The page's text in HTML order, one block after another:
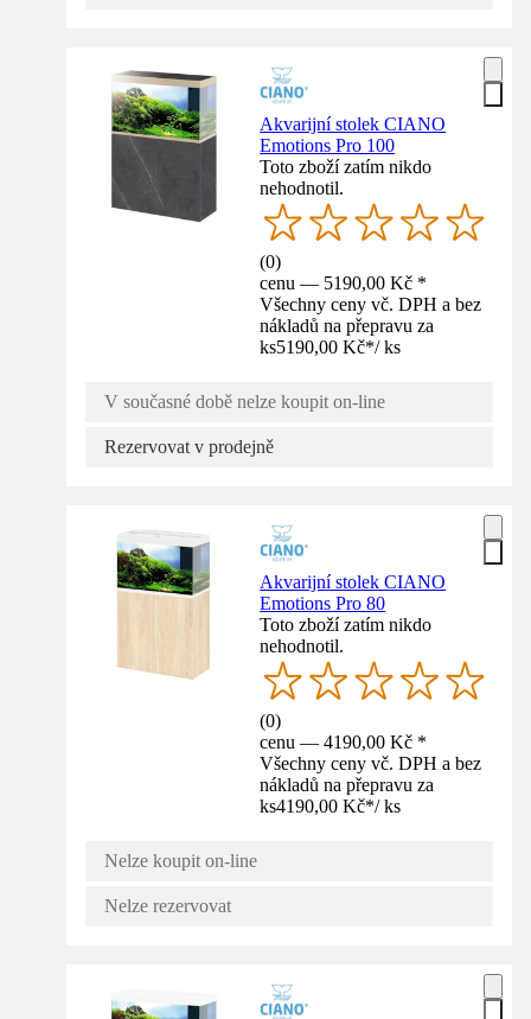
Akvarijní stolek CIANO
Emotions Pro 100
Toto zboží zatím nikdo
nehodnotil.
(0)
cenu — 5190,00 Kč *
Všechny ceny vč. DPH a bez
nákladů na přepravu za
ks5190,00 Kč*/ ks
V současné době nelze koupit on-line
Rezervovat v prodejně
Akvarijní stolek CIANO
Emotions Pro 80
Toto zboží zatím nikdo
nehodnotil.
(0)
cenu — 4190,00 Kč *
Všechny ceny vč. DPH a bez
nákladů na přepravu za
ks4190,00 Kč*/ ks
Nelze koupit on-line
Nelze rezervovat